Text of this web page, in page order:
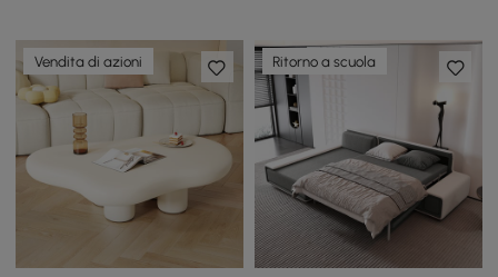
Vendita di azioni Ritorno a scuola